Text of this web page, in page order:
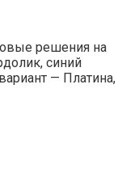
решения на
синий
— Платина,